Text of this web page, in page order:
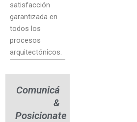
satisfacción
garantizada en
todos los
procesos
arquitectónicos.
Comunicá
&
Posicionate